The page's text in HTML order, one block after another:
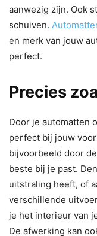
aanwezig zijn. Ook
schuiven.
en merk van jouw
perfect.
Precies
Door je automatten
perfect bij jouw
bijvoorbeeld door
beste bij je past.
uitstraling heeft, of
verschillende
je het interieur van
De afwerking kan